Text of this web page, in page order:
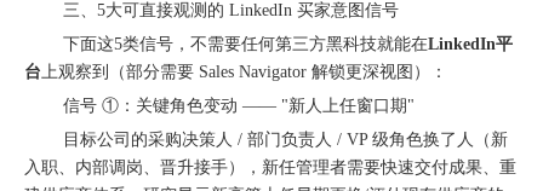
三、5大可直接观测的 LinkedIn 买家意图信号
下面这5类信号，不需要任何第三方黑科技就能在LinkedIn平
台上观察到（部分需要 Sales Navigator 解锁更深视图）：
信号 ①：关键角色变动 —— "新人上任窗口期"
目标公司的采购决策人 / 部门负责人 / VP 级角色换了人（新
入职、内部调岗、晋升接手），新任管理者需要快速交付成果、重